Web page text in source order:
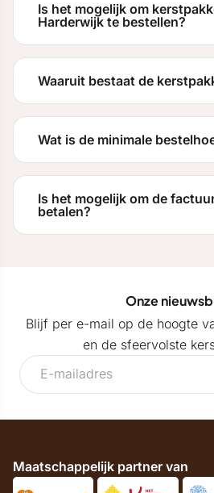
Is het mogelijk om
Harderwijk te bestellen?
Waaruit bestaat de
Wat is de minimale
Is het mogelijk om de
betalen?
Onze
Blijf per e-mail op de hoogte
en de sfeervolste
Maatschappelijk partner van